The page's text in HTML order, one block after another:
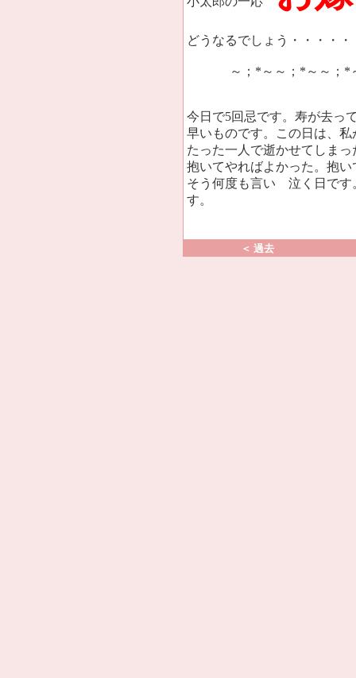
どうなるでしょう・・・・・
～；*～～；*～～；
今日で5回忌です。寿が去
早いものです。この日は、
たった一人で逝かせてしまっ
抱いてやればよかった。抱
そう何度も言い 泣く日です
す。
＜ 過去